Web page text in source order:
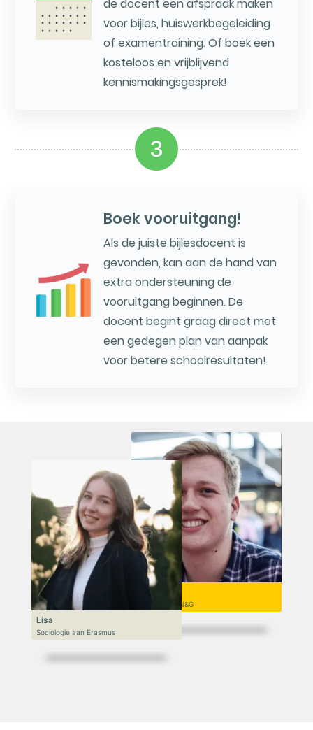
de docent een afspraak maken
voor bijles, huiswerkbegeleiding
of examentraining. Of boek een
kosteloos en vrijblijvend
kennismakingsgesprek!
3
Boek vooruitgang!
Als de juiste bijlesdocent is
gevonden, kan aan de hand van
extra ondersteuning de
vooruitgang beginnen. De
docent begint graag direct met
een gedegen plan van aanpak
voor betere schoolresultaten!
Niek
VWO 6, N&T/N&G
Lisa
Sociologie aan Erasmus